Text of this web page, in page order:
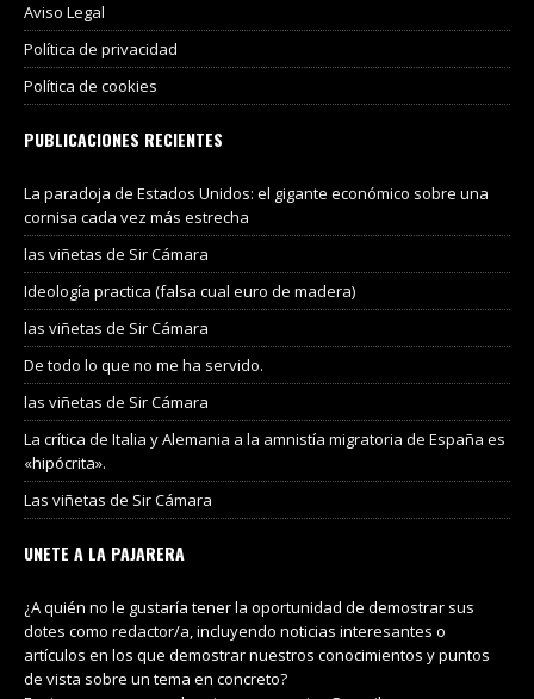
Aviso Legal
Política de privacidad
Política de cookies
PUBLICACIONES RECIENTES
La paradoja de Estados Unidos: el gigante económico sobre una
cornisa cada vez más estrecha
las viñetas de Sir Cámara
Ideología practica (falsa cual euro de madera)
las viñetas de Sir Cámara
De todo lo que no me ha servido.
las viñetas de Sir Cámara
La crítica de Italia y Alemania a la amnistía migratoria de España es
«hipócrita».
Las viñetas de Sir Cámara
UNETE A LA PAJARERA
¿A quién no le gustaría tener la oportunidad de demostrar sus
dotes como redactor/a, incluyendo noticias interesantes o
artículos en los que demostrar nuestros conocimientos y puntos
de vista sobre un tema en concreto?